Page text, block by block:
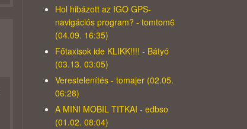
Hol hibázott az IGO GPS-
navigációs program? - tomtom6
(04.09. 16:35)
Főtaxisok ide KLIKK!!!! - Bátyó
(03.13. 03:05)
Verestelenítés - tomajer (02.05.
06:28)
A MINI MOBIL TITKAI - edbso
(01.02. 08:04)